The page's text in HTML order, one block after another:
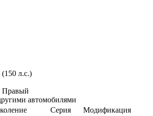
л.с.)
Правый
автомобилями
Серия
Модификация